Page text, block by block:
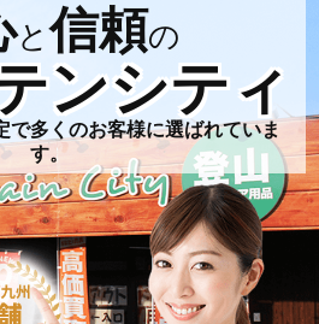
と信頼の
ンシティ
で多くのお客様に選ばれていま
す。